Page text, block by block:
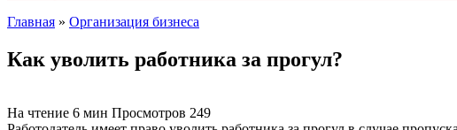
Главная » Организация бизнеса
Как уволить работника за прогул?
На чтение 6 мин Просмотров 249